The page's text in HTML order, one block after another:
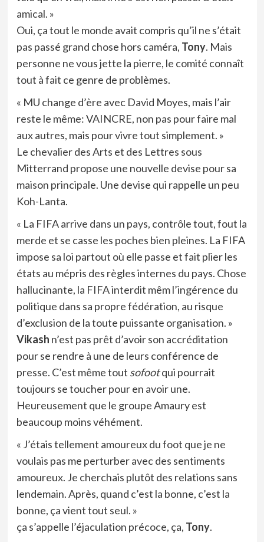
amical. »
Oui, ça tout le monde avait compris qu’il ne s’était
pas passé grand chose hors caméra, Tony. Mais
personne ne vous jette la pierre, le comité connaît
tout à fait ce genre de problèmes.
« MU change d’ère avec David Moyes, mais l’air
reste le même: VAINCRE, non pas pour faire mal
aux autres, mais pour vivre tout simplement. »
Le chevalier des Arts et des Lettres sous
Mitterrand propose une nouvelle devise pour sa
maison principale. Une devise qui rappelle un peu
Koh-Lanta.
« La FIFA arrive dans un pays, contrôle tout, fout la
merde et se casse les poches bien pleines. La FIFA
impose sa loi partout où elle passe et fait plier les
états au mépris des règles internes du pays. Chose
hallucinante, la FIFA interdit mêm l’ingérence du
politique dans sa propre fédération, au risque
d’exclusion de la toute puissante organisation. »
Vikash n’est pas prêt d’avoir son accréditation
pour se rendre à une de leurs conférence de
presse. C’est même tout sofootqui pourrait
toujours se toucher pour en avoir une.
Heureusement que le groupe Amaury est
beaucoup moins véhément.
« J’étais tellement amoureux du foot que je ne
voulais pas me perturber avec des sentiments
amoureux. Je cherchais plutôt des relations sans
lendemain. Après, quand c’est la bonne, c’est la
bonne, ça vient tout seul. »
ça s’appelle l’éjaculation précoce, ça, Tony.